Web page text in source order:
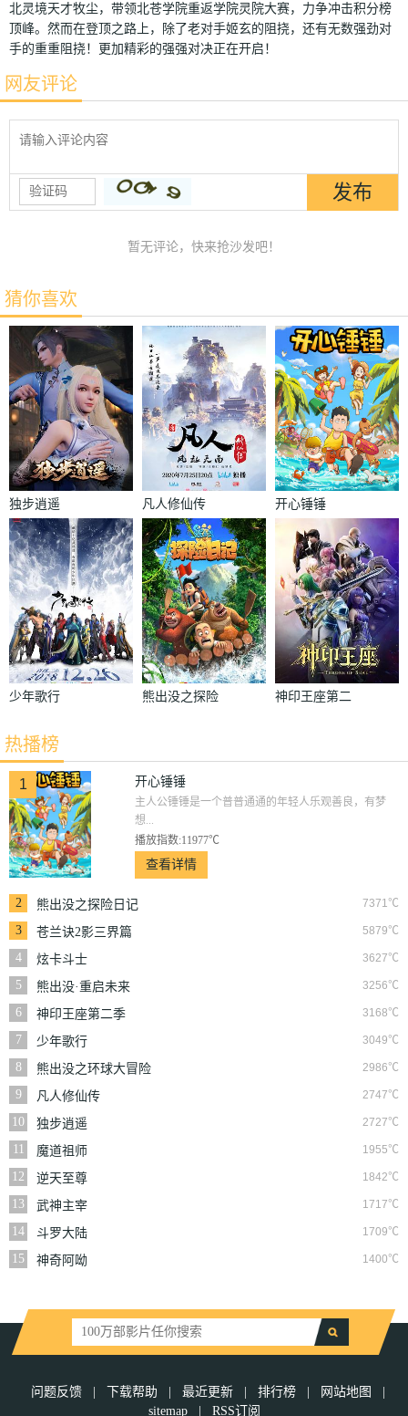
北灵境天才牧尘，带领北苍学院重返学院灵院大赛，力争冲击积分榜
顶峰。然而在登顶之路上，除了老对手姬玄的阻挠，还有无数强劲对
手的重重阻挠！更加精彩的强强对决正在开启！
网友评论
暂无评论，快来抢沙发吧！
猜你喜欢
独步逍遥 凡人修仙传 开心锤锤
少年歌行
熊出没之探险
神印王座第二
热播榜
1 开心锤锤
主人公锤锤是一个普普通通的年轻人乐观善良，有梦
想...
播放指数:11977℃
查看详情
2 7371℃
熊出没之探险日记
3
5879℃
苍兰诀2影三界篇
4
3627℃
炫卡斗士
5
3256℃
熊出没·重启未来
6
3168℃
神印王座第二季
7
3049℃
少年歌行
8
2986℃
熊出没之环球大冒险
9
2747℃
凡人修仙传
10
2727℃
独步逍遥
11
1955℃
魔道祖师
12
1842℃
逆天至尊
13
1717℃
武神主宰
14
1709℃
斗罗大陆
15
1400℃
神奇阿呦
问题反馈 下载帮助 最近更新 排行榜 网站地图
sitemap
RSS订阅